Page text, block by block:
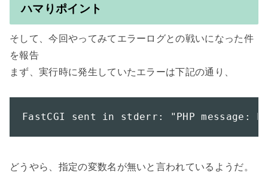
ハマりポイント
そして、今回やってみてエラーログとの戦いになった件
を報告
まず、実行時に発生していたエラーは下記の通り、
FastCGI sent in stderr: "PHP message:
どうやら、指定の変数名が無いと言われているようだ。